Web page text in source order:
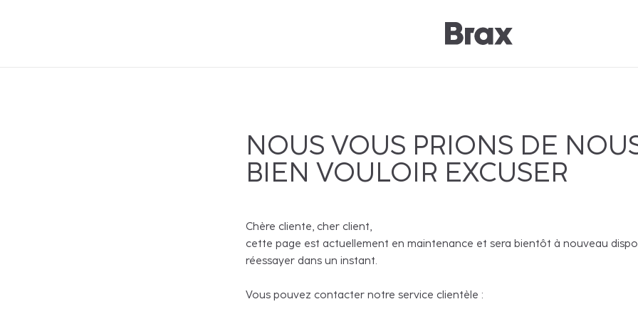
NOUS VOUS PRIONS DE
BIEN VOULOIR EXCUSER
Chère cliente, cher client,
cette page est actuellement en maintenance et sera bientôt à nouveau
réessayer dans un instant.
Vous pouvez contacter notre service clientèle :